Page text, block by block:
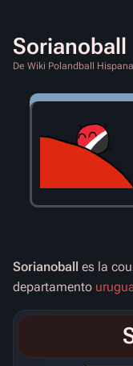
Sorianoball
De Wiki Polandball Hispana
Sorianoball es la
departamento